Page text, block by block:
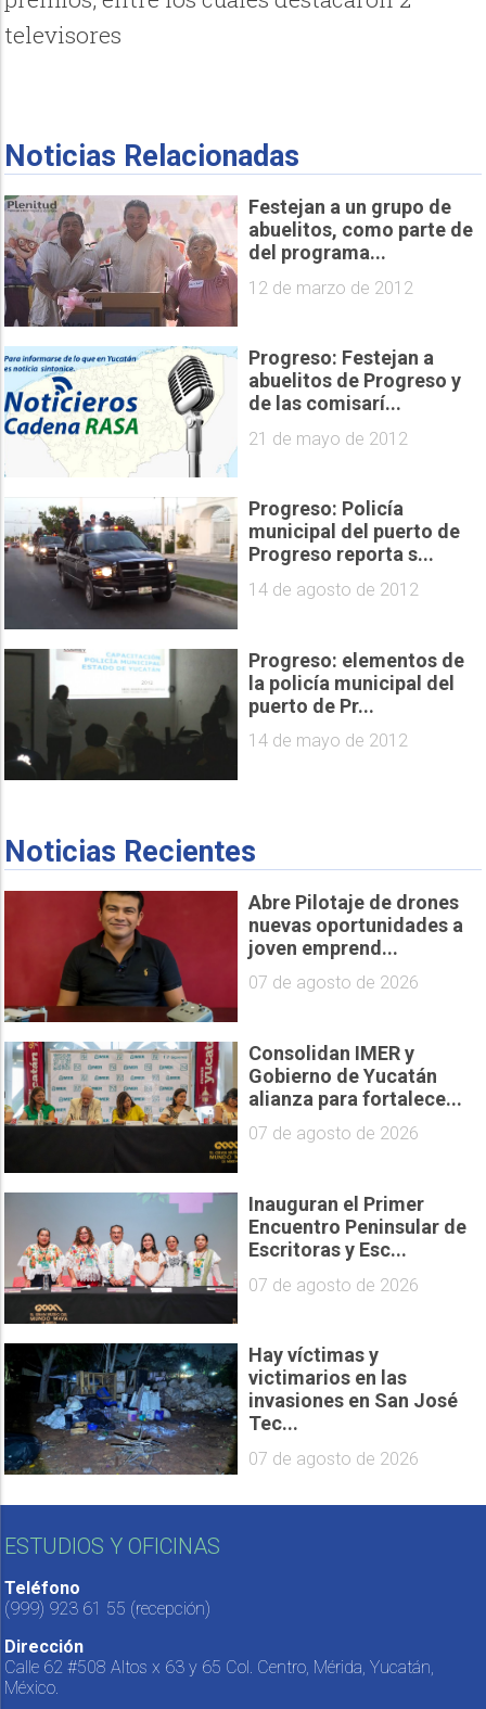
televisores
Noticias Relacionadas
Festejan a un grupo de
abuelitos, como parte de
del programa...
12 de marzo de 2012
Progreso: Festejan a
abuelitos de Progreso y
de las comisarí...
21 de mayo de 2012
Progreso: Policía
municipal del puerto de
Progreso reporta s...
14 de agosto de 2012
Progreso: elementos de
la policía municipal del
puerto de Pr...
14 de mayo de 2012
Noticias Recientes
Abre Pilotaje de drones
nuevas oportunidades a
joven emprend...
07 de agosto de 2026
Consolidan IMER y
Gobierno de Yucatán
alianza para fortalece...
07 de agosto de 2026
Inauguran el Primer
Encuentro Peninsular de
Escritoras y Esc...
07 de agosto de 2026
Hay víctimas y
victimarios en las
invasiones en San José
Tec...
07 de agosto de 2026
ESTUDIOS Y OFICINAS
Teléfono
(999) 923 61 55 (recepción)
Dirección
Calle 62 #508 Altos x 63 y 65 Col. Centro, Mérida, Yucatán,
México.